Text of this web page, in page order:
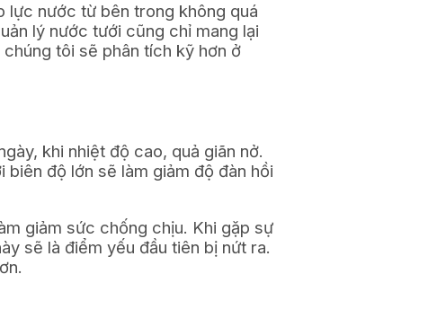
lực nước từ bên trong không quá
lý nước tưới cũng chỉ mang lại
tôi sẽ phân tích kỹ hơn ở
khi nhiệt độ cao, quả giãn nở.
độ lớn sẽ làm giảm độ đàn hồi
giảm sức chống chịu. Khi gặp sự
sẽ là điểm yếu đầu tiên bị nứt ra.